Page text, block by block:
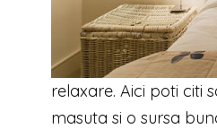
relaxare. Aici poti citi
masuta si o sursa